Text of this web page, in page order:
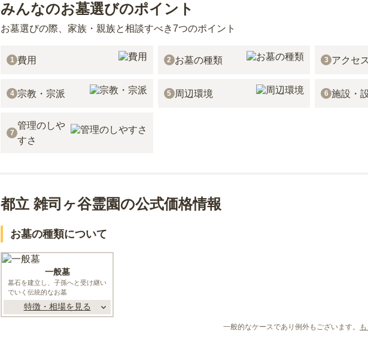
みんなのお墓選びのポイント
お墓選びの際、家族・親族と相談すべき7つのポイント
1 費用 2 お墓の種類 3 アクセ
4 宗教・宗派 5 周辺環境 6 施設・
7
管理のしや
すさ
都立 雑司ヶ谷霊園の公式価格情報
お墓の種類について
一般墓
墓石を建立し、子孫へと受け継い
でいく伝統的なお墓
特徴・相場を見る
一般的なケースであり例外もございます。